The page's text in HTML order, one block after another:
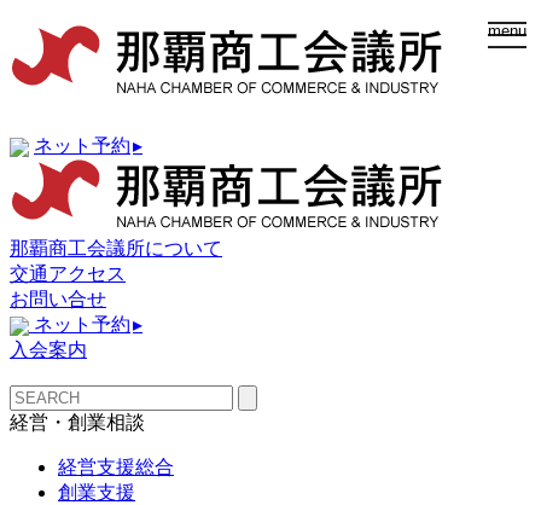
menu
ネット予約▸
那覇商工会議所について
交通アクセス
お問い合せ
ネット予約▸
入会案内
経営・創業相談
経営支援総合
創業支援